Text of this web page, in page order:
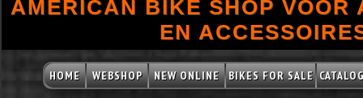
AMERICAN BIKE SHOP VOOR
EN
HOME WEBSHOP NEW ONLINE BIKES FOR SALE